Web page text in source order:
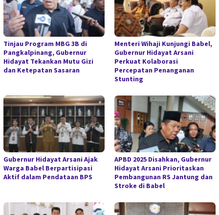
Tinjau Program MBG 3B di
Pangkalpinang, Gubernur
Hidayat Tekankan Mutu Gizi
dan Ketepatan Sasaran
Menteri Wihaji Kunjungi Babel,
Gubernur Hidayat Arsani
Perkuat Kolaborasi
Percepatan Penanganan
Stunting
Gubernur Hidayat Arsani Ajak
Warga Babel Berpartisipasi
Aktif dalam Pendataan BPS
APBD 2025 Disahkan, Gubernur
Hidayat Arsani Prioritaskan
Pembangunan RS Jantung dan
Stroke di Babel